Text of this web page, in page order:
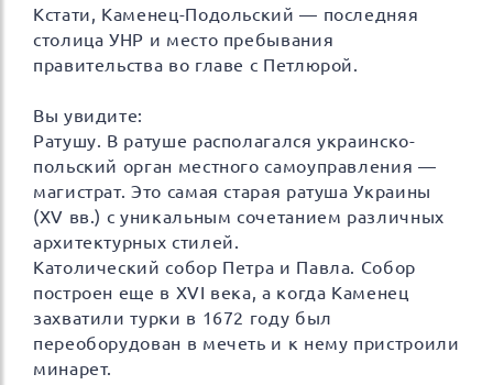
Кстати, Каменец-Подольский — последняя
столица УНР и место пребывания
правительства во главе с Петлюрой.
Вы увидите:
Ратушу. В ратуше располагался украинско-
польский орган местного самоуправления —
магистрат. Это самая старая ратуша Украины
(ХV вв.) с уникальным сочетанием различных
архитектурных стилей.
Католический собор Петра и Павла. Собор
построен еще в XVI века, а когда Каменец
захватили турки в 1672 году был
переоборудован в мечеть и к нему пристроили
минарет.